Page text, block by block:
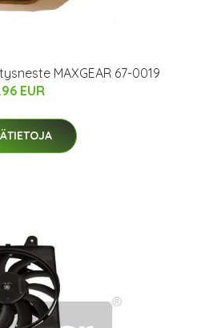
MAXGEAR 67-0019
EUR